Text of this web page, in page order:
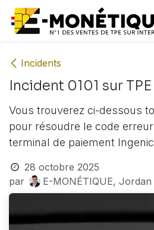
Se rendre au contenu
Incidents
Incident 0101 sur
Vous trouverez ci-dessous
pour résoudre le code
terminal de paiement
28 octobre 2025
par
E-MONÉTIQUE,